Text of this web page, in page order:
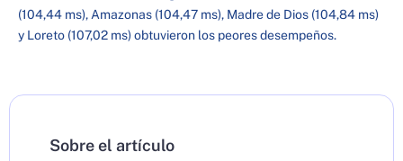
(104,44 ms), Amazonas (104,47 ms), Madre de Dios (104,84 ms)
y Loreto (107,02 ms) obtuvieron los peores desempeños.
Sobre el artículo